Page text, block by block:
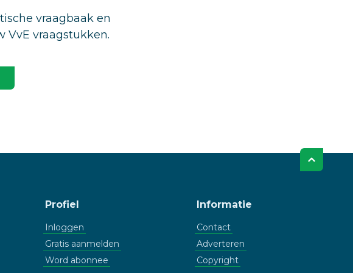
vraagbaak en
vraagstukken.
Profiel
Inloggen
Gratis aanmelden
Word abonnee
Informatie
Contact
Adverteren
Copyright